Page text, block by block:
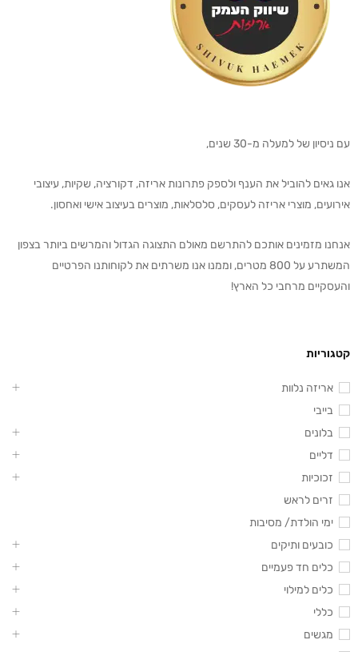
עם ניסיון של למעלה מ-30 שנים,
אנו גאים להוביל את הענף ולספק פתרונות אריזה, דקורציה, שקיות, עיצובי
אירועים, מוצרי אריזה לעסקים, סלסלאות, מוצרים בעיצוב אישי ואחסון.
אנחנו מזמינים אותכם להתרשם מאולם התצוגה הגדול והמרשים ביותר בצפון
המשתרע על 800 מטרים, וממנו אנו משרתים את לקוחותנו הפרטיים
והעסקיים מרחבי כל הארץ!
קטגוריות
אריזה נלוות
בייבי
בלונים
דליים
זכוכיות
זרים לראש
ימי הולדת/ מסיבות
כובעים ותיקים
כלים חד פעמיים
כלים למילוי
כללי
מגשים